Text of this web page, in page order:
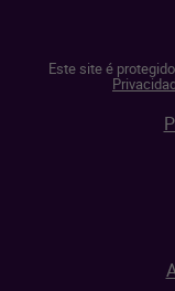
Este site é